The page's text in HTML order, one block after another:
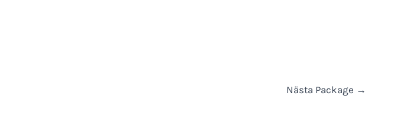
Nästa Package →